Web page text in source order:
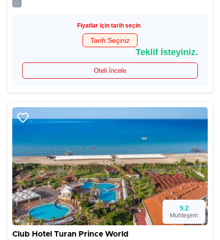
Fiyatlar için tarih seçin
Tarih Seçiniz
Teklif İsteyiniz.
Oteli İncele
9.2
Muhteşem
Club Hotel Turan Prince World